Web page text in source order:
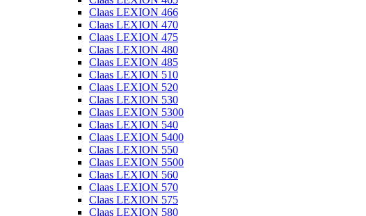
Claas LEXION 466
Claas LEXION 470
Claas LEXION 475
Claas LEXION 480
Claas LEXION 485
Claas LEXION 510
Claas LEXION 520
Claas LEXION 530
Claas LEXION 5300
Claas LEXION 540
Claas LEXION 5400
Claas LEXION 550
Claas LEXION 5500
Claas LEXION 560
Claas LEXION 570
Claas LEXION 575
Claas LEXION 580